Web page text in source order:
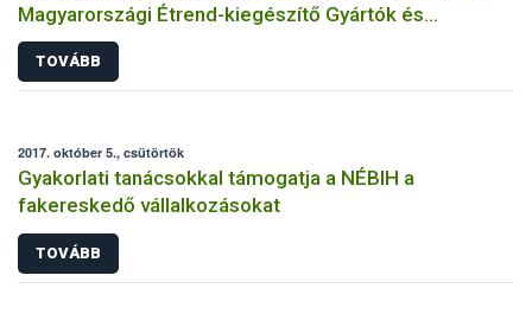
Magyarországi Étrend-kiegészítő Gyártók és
Forgalmazók Egyesülete
TOVÁBB
2017. október 5., csütörtök
Gyakorlati tanácsokkal támogatja a NÉBIH a
fakereskedő vállalkozásokat
TOVÁBB